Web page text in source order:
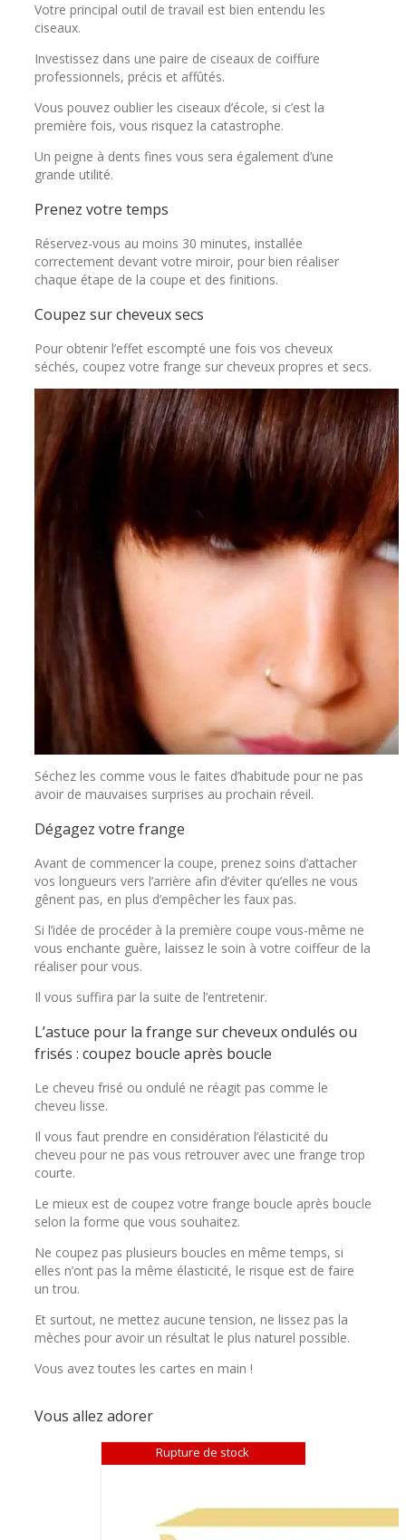
Votre principal outil de travail est bien entendu les
ciseaux.
Investissez dans une paire de ciseaux de coiffure
professionnels, précis et affûtés.
Vous pouvez oublier les ciseaux d’école, si c’est la
première fois, vous risquez la catastrophe.
Un peigne à dents fines vous sera également d’une
grande utilité.
Prenez votre temps
Réservez-vous au moins 30 minutes, installée
correctement devant votre miroir, pour bien réaliser
chaque étape de la coupe et des finitions.
Coupez sur cheveux secs
Pour obtenir l’effet escompté une fois vos cheveux
séchés, coupez votre frange sur cheveux propres et secs.
Séchez les comme vous le faites d’habitude pour ne pas
avoir de mauvaises surprises au prochain réveil.
Dégagez votre frange
Avant de commencer la coupe, prenez soins d’attacher
vos longueurs vers l’arrière afin d’éviter qu’elles ne vous
gênent pas, en plus d’empêcher les faux pas.
Si l’idée de procéder à la première coupe vous-même ne
vous enchante guère, laissez le soin à votre coiffeur de la
réaliser pour vous.
Il vous suffira par la suite de l’entretenir.
L’astuce pour la frange sur cheveux ondulés ou
frisés : coupez boucle après boucle
Le cheveu frisé ou ondulé ne réagit pas comme le
cheveu lisse.
Il vous faut prendre en considération l’élasticité du
cheveu pour ne pas vous retrouver avec une frange trop
courte.
Le mieux est de coupez votre frange boucle après boucle
selon la forme que vous souhaitez.
Ne coupez pas plusieurs boucles en même temps, si
elles n’ont pas la même élasticité, le risque est de faire
un trou.
Et surtout, ne mettez aucune tension, ne lissez pas la
mèches pour avoir un résultat le plus naturel possible.
Vous avez toutes les cartes en main !
Vous allez adorer
Rupture de stock
Rupture de stock